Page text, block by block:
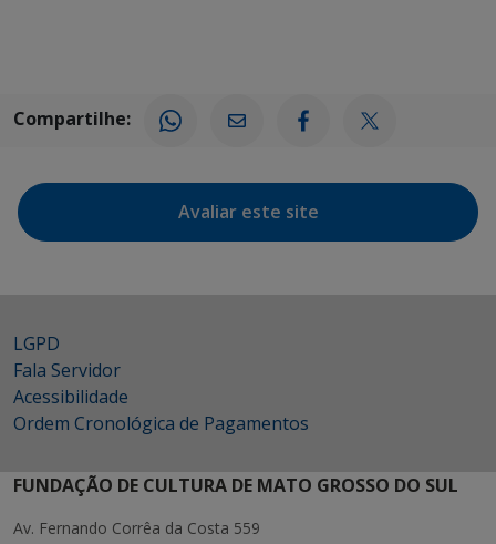
Compartilhe:
Avaliar este site
LGPD
Fala Servidor
Acessibilidade
Ordem Cronológica de Pagamentos
FUNDAÇÃO DE CULTURA DE MATO GROSSO DO SUL
Av. Fernando Corrêa da Costa 559